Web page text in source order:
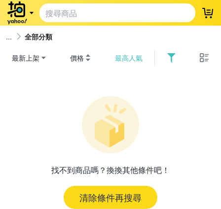
登
全部分類
最新上架 價格 最高人氣
找不到商品嗎？換換其他條件吧！
清除條件再搜尋